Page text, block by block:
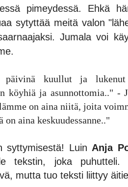
pimeydessä. Ehkä
sytyttää meitä valon
Jumala voi
kuullut ja lukenut
köyhiä ja asunnottomia.." -
on aina niitä, joita
aina keskuudessanne.."
syttymisestä! Luin Anja
tekstin, joka puhutteli.
mutta tuo teksti liittyy